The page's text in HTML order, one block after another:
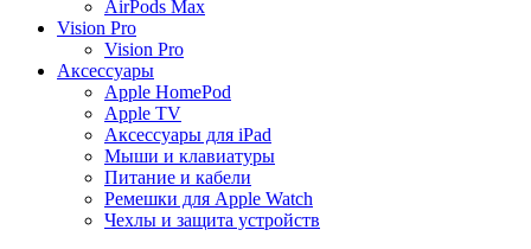
AirPods Max
Vision Pro
Vision Pro
Аксессуары
Apple HomePod
Apple TV
Аксессуары для iPad
Мыши и клавиатуры
Питание и кабели
Ремешки для Apple Watch
Чехлы и защита устройств